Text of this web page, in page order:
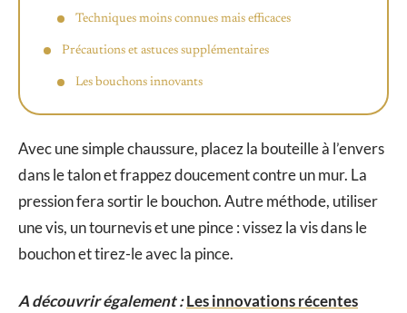
Techniques moins connues mais efficaces
Précautions et astuces supplémentaires
Les bouchons innovants
Avec une simple chaussure, placez la bouteille à l’envers
dans le talon et frappez doucement contre un mur. La
pression fera sortir le bouchon. Autre méthode, utiliser
une vis, un tournevis et une pince : vissez la vis dans le
bouchon et tirez-le avec la pince.
A découvrir également :Les innovations récentes